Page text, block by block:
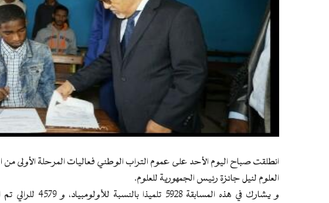
انطلقت صباح اليوم الأحد على عموم التراب الوطني فعاليات المرحلة الأولى من
العلوم لنيل جائزة رئيس الجمهورية للعلوم.
و يشارك في هذه